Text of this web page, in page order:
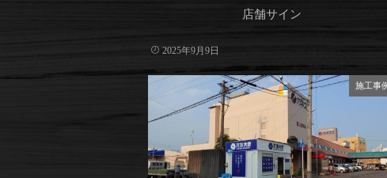
店舗サイン
2025年9月9日
施工事